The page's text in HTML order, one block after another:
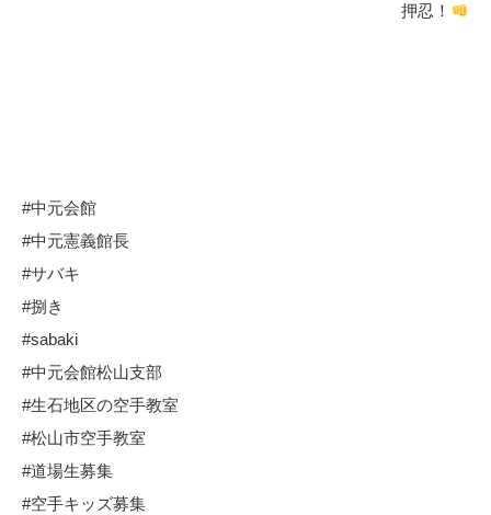
押忍！
#中元会館
#中元憲義館長
#サバキ
#捌き
#sabaki
#中元会館松山支部
#生石地区の空手教室
#松山市空手教室
#道場生募集
#空手キッズ募集